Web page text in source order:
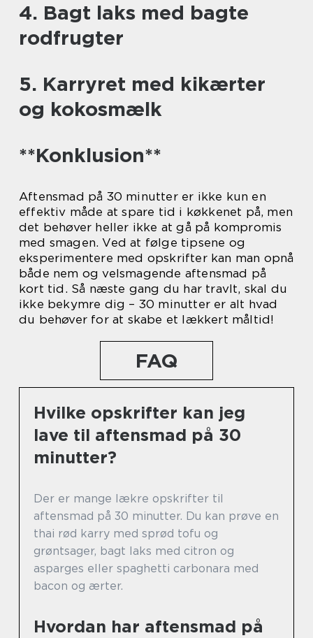
4. Bagt laks med bagte
rodfrugter
5. Karryret med kikærter
og kokosmælk
**Konklusion**
Aftensmad på 30 minutter er ikke kun en
effektiv måde at spare tid i køkkenet på, men
det behøver heller ikke at gå på kompromis
med smagen. Ved at følge tipsene og
eksperimentere med opskrifter kan man opnå
både nem og velsmagende aftensmad på
kort tid. Så næste gang du har travlt, skal du
ikke bekymre dig – 30 minutter er alt hvad
du behøver for at skabe et lækkert måltid!
FAQ
Hvilke opskrifter kan jeg
lave til aftensmad på 30
minutter?
Der er mange lækre opskrifter til
aftensmad på 30 minutter. Du kan prøve en
thai rød karry med sprød tofu og
grøntsager, bagt laks med citron og
asparges eller spaghetti carbonara med
bacon og ærter.
Hvordan har aftensmad på